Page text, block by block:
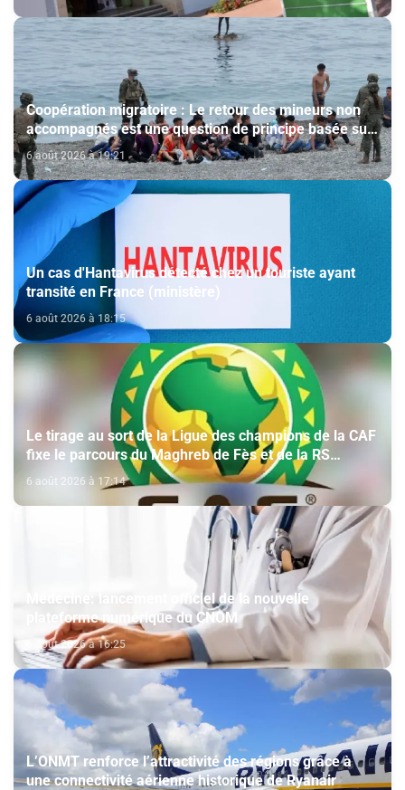
Coopération migratoire : Le retour des mineurs non
accompagnés est une question de principe basée sur
les Hautes Instructions Royales (source diplomatique)
6 août 2026 à 19:21
Un cas d'Hantavirus détecté chez un touriste ayant
transité en France (ministère)
6 août 2026 à 18:15
Le tirage au sort de la Ligue des champions de la CAF
fixe le parcours du Maghreb de Fès et de la RS
Berkane
6 août 2026 à 17:14
Médecine: lancement officiel de la nouvelle
plateforme numérique du CNOM
6 août 2026 à 16:25
L’ONMT renforce l’attractivité des régions grâce à
une connectivité aérienne historique de Ryanair